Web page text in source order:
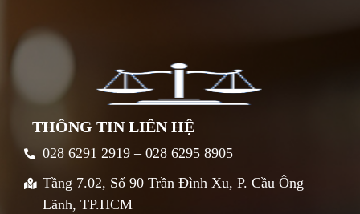
THÔNG TIN LIÊN HỆ
028 6291 2919 – 028 6295 8905
Tầng 7.02, Số 90 Trần Đình Xu, P. Cầu Ông
Lãnh, TP.HCM